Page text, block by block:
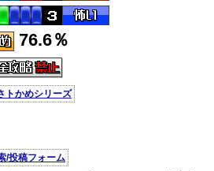
76.6％
トかめシリーズ
/投稿フォーム